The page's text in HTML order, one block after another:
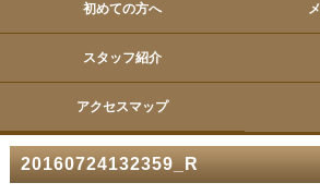
初めての方へ
スタッフ紹介
アクセスマップ
20160724132359_R